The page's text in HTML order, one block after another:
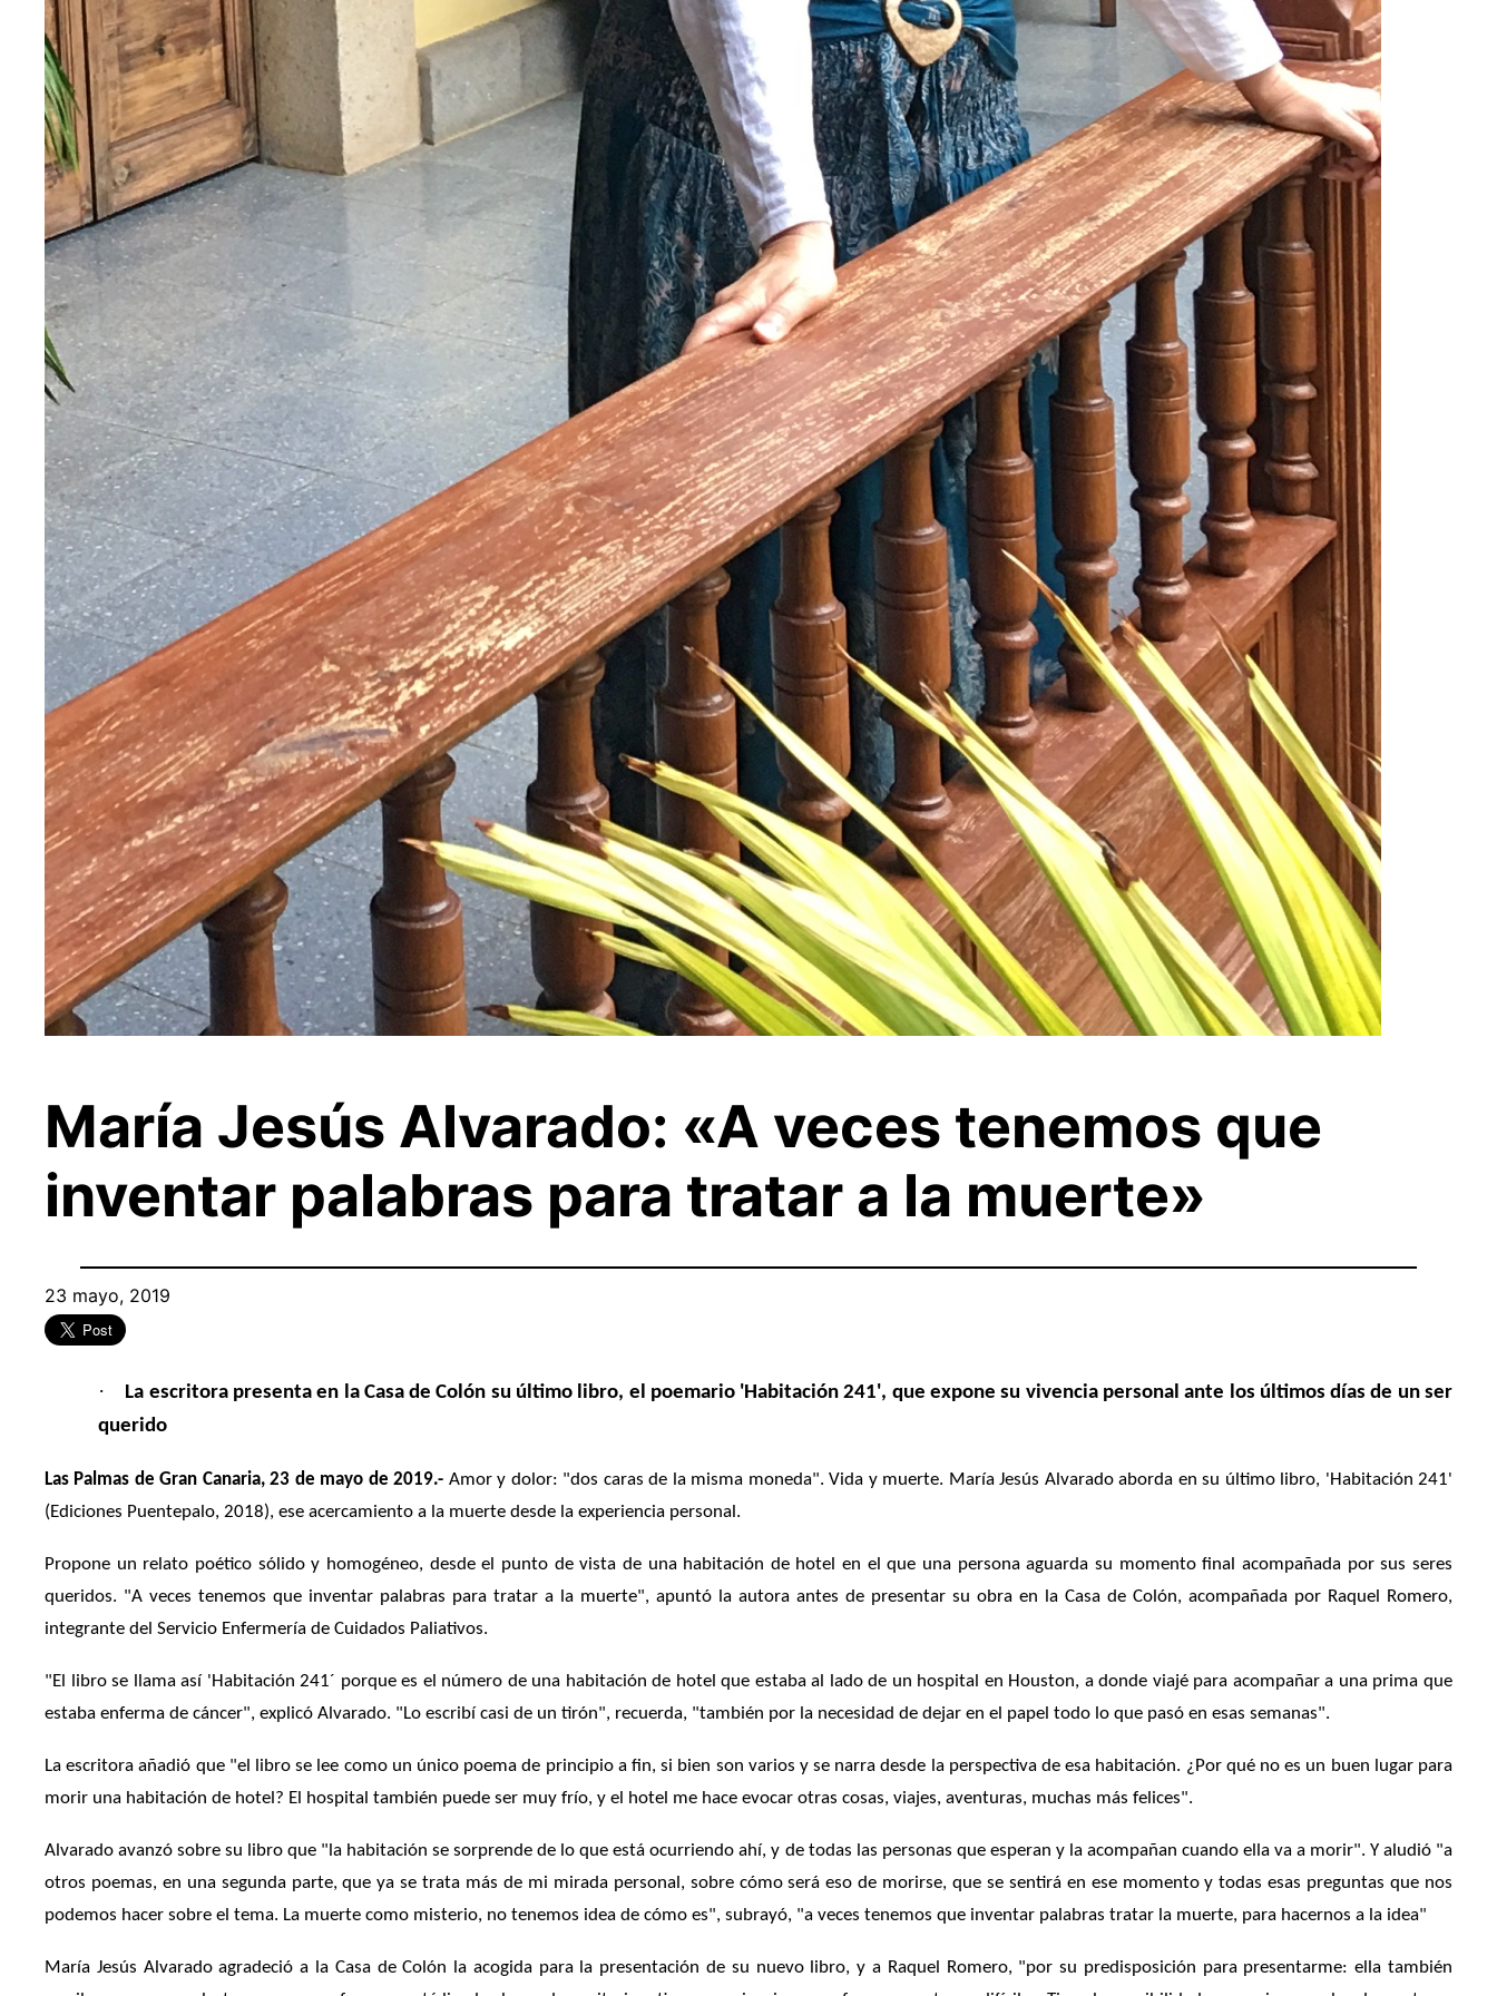
María Jesús Alvarado: «A veces tenemos que
inventar palabras para tratar a la muerte»
23 mayo, 2019
· La escritora presenta en la Casa de Colón su último libro, el poemario 'Habitación 241', que expone su vivencia personal ante los últimos días de un ser
querido
Las Palmas de Gran Canaria, 23 de mayo de 2019.- Amor y dolor: "dos caras de la misma moneda". Vida y muerte. María Jesús Alvarado aborda en su último libro, 'Habitación 241'
(Ediciones Puentepalo, 2018), ese acercamiento a la muerte desde la experiencia personal.
Propone un relato poético sólido y homogéneo, desde el punto de vista de una habitación de hotel en el que una persona aguarda su momento final acompañada por sus seres
queridos. "A veces tenemos que inventar palabras para tratar a la muerte", apuntó la autora antes de presentar su obra en la Casa de Colón, acompañada por Raquel Romero,
integrante del Servicio Enfermería de Cuidados Paliativos.
"El libro se llama así 'Habitación 241´ porque es el número de una habitación de hotel que estaba al lado de un hospital en Houston, a donde viajé para acompañar a una prima que
estaba enferma de cáncer", explicó Alvarado. "Lo escribí casi de un tirón", recuerda, "también por la necesidad de dejar en el papel todo lo que pasó en esas semanas".
La escritora añadió que "el libro se lee como un único poema de principio a fin, si bien son varios y se narra desde la perspectiva de esa habitación. ¿Por qué no es un buen lugar para
morir una habitación de hotel? El hospital también puede ser muy frío, y el hotel me hace evocar otras cosas, viajes, aventuras, muchas más felices".
Alvarado avanzó sobre su libro que "la habitación se sorprende de lo que está ocurriendo ahí, y de todas las personas que esperan y la acompañan cuando ella va a morir". Y aludió "a
otros poemas, en una segunda parte, que ya se trata más de mi mirada personal, sobre cómo será eso de morirse, que se sentirá en ese momento y todas esas preguntas que nos
podemos hacer sobre el tema. La muerte como misterio, no tenemos idea de cómo es", subrayó, "a veces tenemos que inventar palabras tratar la muerte, para hacernos a la idea"
María Jesús Alvarado agradeció a la Casa de Colón la acogida para la presentación de su nuevo libro, y a Raquel Romero, "por su predisposición para presentarme: ella también